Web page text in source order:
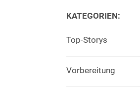
KATEGORIEN:
Top-Storys
Vorbereitung